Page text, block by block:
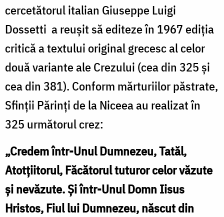
cercetătorul italian Giuseppe Luigi
Dossetti a reușit să editeze în 1967 ediția
critică a textului original grecesc al celor
două variante ale Crezului (cea din 325 și
cea din 381). Conform mărturiilor păstrate,
Sfinții Părinți de la Niceea au realizat în
325 următorul crez:
„Credem într-Unul Dumnezeu, Tatăl,
Atotțiitorul, Făcătorul tuturor celor văzute
și nevăzute. Și într-Unul Domn Iisus
Hristos, Fiul lui Dumnezeu, născut din